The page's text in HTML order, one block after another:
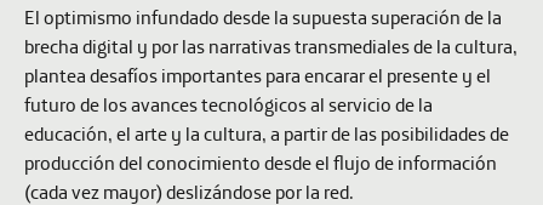
El optimismo infundado desde la supuesta superación de la
brecha digital y por las narrativas transmediales de la cultura,
plantea desafíos importantes para encarar el presente y el
futuro de los avances tecnológicos al servicio de la
educación, el arte y la cultura, a partir de las posibilidades de
producción del conocimiento desde el flujo de información
(cada vez mayor) deslizándose por la red.